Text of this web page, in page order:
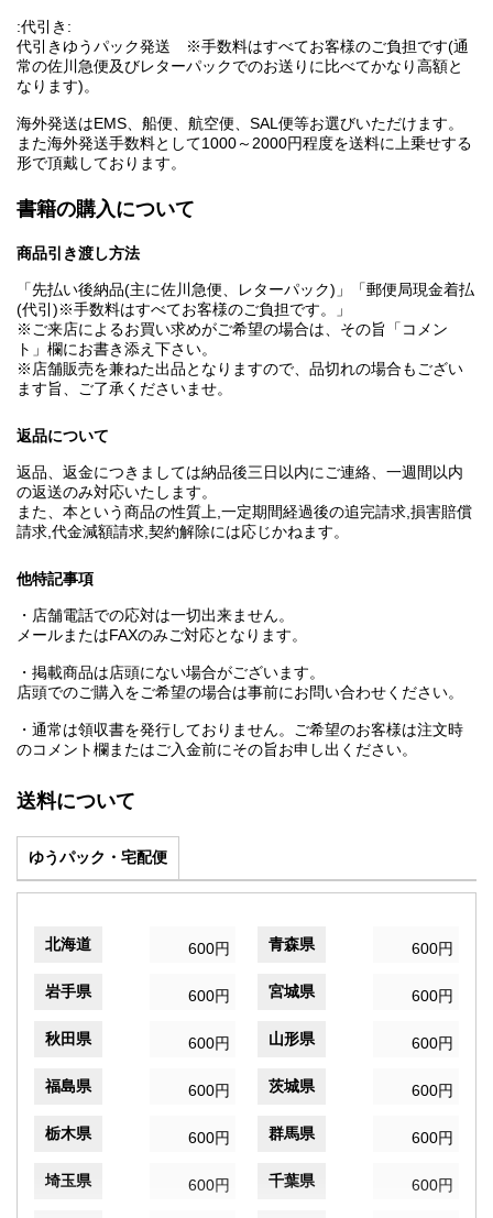
:代引き:
代引きゆうパック発送 ※手数料はすべてお客様のご負担です(通
常の佐川急便及びレターパックでのお送りに比べてかなり高額と
なります)。
海外発送はEMS、船便、航空便、SAL便等お選びいただけます。
また海外発送手数料として1000～2000円程度を送料に上乗せする
形で頂戴しております。
書籍の購入について
商品引き渡し方法
「先払い後納品(主に佐川急便、レターパック)」「郵便局現金着払
(代引)※手数料はすべてお客様のご負担です。」
※ご来店によるお買い求めがご希望の場合は、その旨「コメン
ト」欄にお書き添え下さい。
※店舗販売を兼ねた出品となりますので、品切れの場合もござい
ます旨、ご了承くださいませ。
返品について
返品、返金につきましては納品後三日以内にご連絡、一週間以内
の返送のみ対応いたします。
また、本という商品の性質上,一定期間経過後の追完請求,損害賠償
請求,代金減額請求,契約解除には応じかねます。
他特記事項
・店舗電話での応対は一切出来ません。
メールまたはFAXのみご対応となります。
・掲載商品は店頭にない場合がございます。
店頭でのご購入をご希望の場合は事前にお問い合わせください。
・通常は領収書を発行しておりません。ご希望のお客様は注文時
のコメント欄またはご入金前にその旨お申し出ください。
送料について
ゆうパック・宅配便
北海道 600円 青森県 600円
岩手県 600円 宮城県 600円
秋田県 600円 山形県 600円
福島県 600円 茨城県 600円
栃木県 600円 群馬県 600円
埼玉県 600円 千葉県 600円